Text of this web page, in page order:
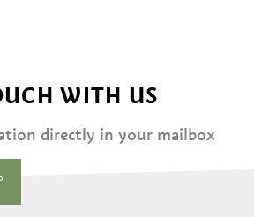
WITH US
directly in your mailbox